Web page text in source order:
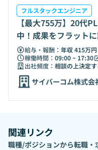
フルスタックエンジニア
【最大755万】20代
中！成果をフラット
ソフトG
給与・報酬： 年収 415万
稼働時間： 09:00 ~ 17:30
出社頻度： 相談の上決定す
サイバーコム株式会
関連リンク
職種/ポジションから転職・